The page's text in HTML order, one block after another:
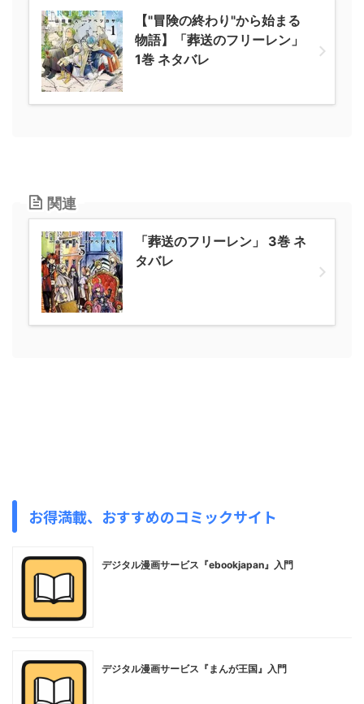
【"冒険の終わり"から始まる
物語】「葬送のフリーレン」
1巻 ネタバレ
関連
「葬送のフリーレン」 3巻 ネ
タバレ
お得満載、おすすめのコミックサイト
デジタル漫画サービス『ebookjapan』入門
デジタル漫画サービス『まんが王国』入門